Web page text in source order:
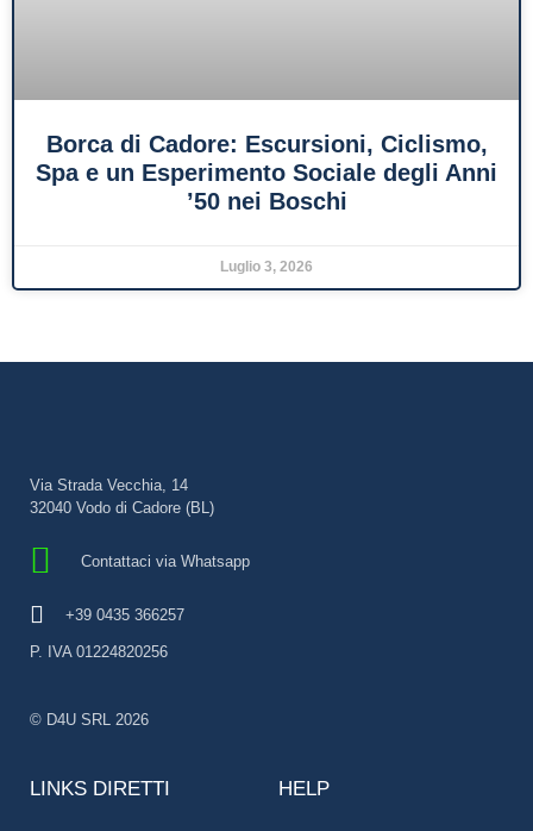
Borca di Cadore: Escursioni, Ciclismo,
Spa e un Esperimento Sociale degli Anni
’50 nei Boschi
Luglio 3, 2026
Via Strada Vecchia, 14
32040 Vodo di Cadore (BL)
Contattaci via Whatsapp
+39 0435 366257
P. IVA 01224820256
© D4U SRL 2026
LINKS DIRETTI HELP